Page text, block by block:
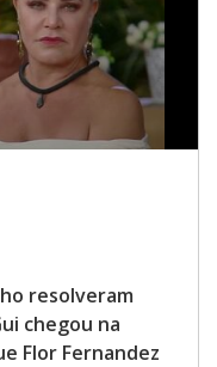
resolveram
chegou na
Flor Fernandez